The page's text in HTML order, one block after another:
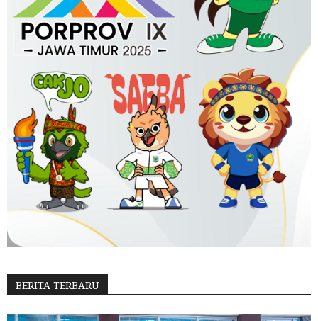
BERITA TERBARU